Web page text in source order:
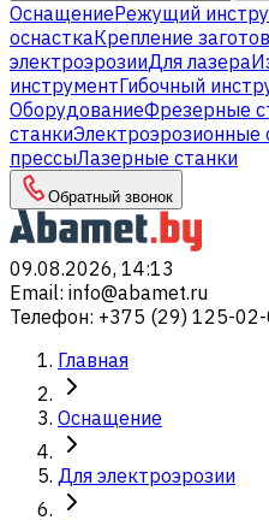
ОснащениеРежущий
оснасткаКрепление
электроэрозииДля лазера
инструментГибочный
ОборудованиеФрезерные
станкиЭлектроэрозионные
прессыЛазерные станки
Обратный звонок
09.08.2026, 14:13
Email: info@abamet.ru
Телефон: +375 (29) 125-
Главная
Оснащение
Для электроэрозии